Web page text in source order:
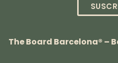
The Board Barcelona® –